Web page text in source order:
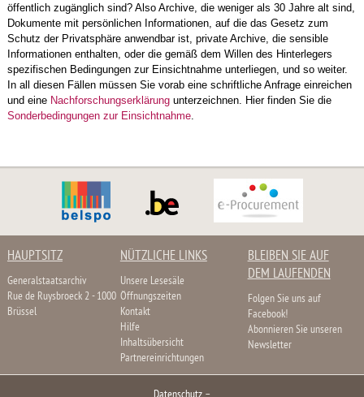
öffentlich zugänglich sind? Also Archive, die weniger als 30 Jahre alt sind,
Dokumente mit persönlichen Informationen, auf die das Gesetz zum
Schutz der Privatsphäre anwendbar ist, private Archive, die sensible
Informationen enthalten, oder die gemäß dem Willen des Hinterlegers
spezifischen Bedingungen zur Einsichtnahme unterliegen, und so weiter.
In all diesen Fällen müssen Sie vorab eine schriftliche Anfrage einreichen
und eine Nachforschungserklärungunterzeichnen. Hier finden Sie die
Sonderbedingungen zur Einsichtnahme.
HAUPTSITZ
Generalstaatsarchiv
Rue de Ruysbroeck 2 - 1000
Brüssel
NÜTZLICHE LINKS
Unsere Lesesäle
Öffnungszeiten
Kontakt
Hilfe
Inhaltsübersicht
Partnereinrichtungen
BLEIBEN SIE AUF
DEM LAUFENDEN
Folgen Sie uns auf
Facebook!
Abonnieren Sie unseren
Newsletter